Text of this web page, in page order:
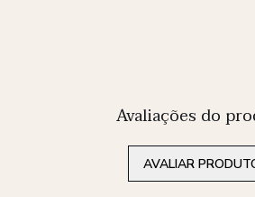
Avaliações do
AVALIAR